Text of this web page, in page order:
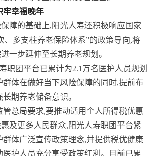
牢幸福晚年
障的基础上,阳光人寿还积极响应国家
、多支柱养老保险体系”的政策导向,将
一步延伸至长期养老规划。
职团平台已累计为2.1万名医护人员规划
群体在做好当下风险保障的同时,提前布
期养老储备意识。
管总局要求,要推动适用个人所得税优惠
及更多人民群众,阳光人寿职团平台紧
群体广泛宣传政策理念,并提供税优健康
医护人员充分享受政策红利。目前已累